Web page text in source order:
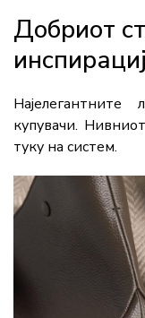
Добриот
Најелегантните
купувачи.
туку на систем.